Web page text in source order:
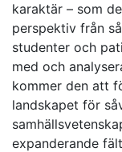
karaktär – som
perspektiv från
studenter och
med och
kommer den att
landskapet för
expanderande